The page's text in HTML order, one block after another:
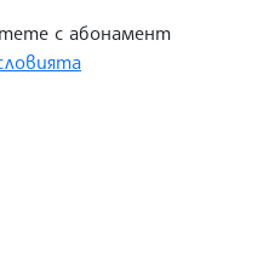
с абонамент